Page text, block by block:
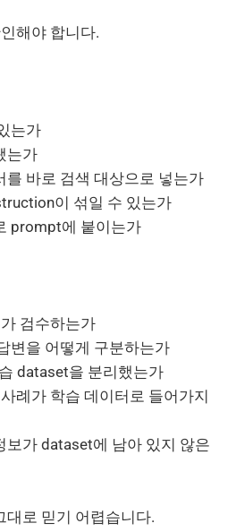
해야 합니다.
는가
는가
를 바로 검색 대상으로 넣는가
이 섞일 수 있는가
prompt에 붙이는가
검수하는가
변을 어떻게 구분하는가
dataset을 분리했는가
례가 학습 데이터로 들어가지
보가 dataset에 남아 있지 않은
로 믿기 어렵습니다.